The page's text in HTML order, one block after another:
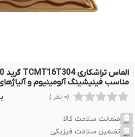
مناسب فینیشینگ آلومینیوم و
(0 نظر )
ضمانت سلامت کالا
تضمین سلامت فیزیکی